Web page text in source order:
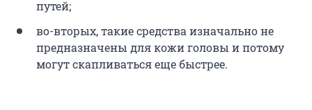
путей;
во-вторых, такие средства изначально не
предназначены для кожи головы и потому
могут скапливаться еще быстрее.